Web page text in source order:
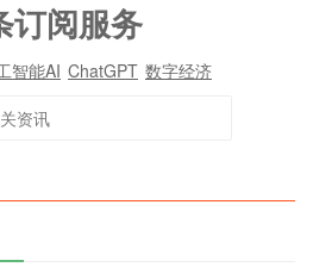
订阅服务
智能AI ChatGPT 数字经济